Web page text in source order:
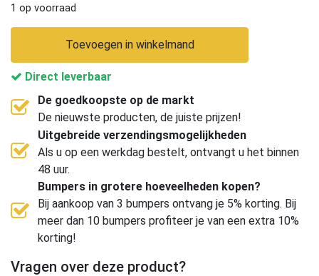
1 op voorraad
Toevoegen in winkelmand
Direct leverbaar
De goedkoopste op de markt
De nieuwste producten, de juiste prijzen!
Uitgebreide verzendingsmogelijkheden
Als u op een werkdag bestelt, ontvangt u het binnen
48 uur.
Bumpers in grotere hoeveelheden kopen?
Bij aankoop van 3 bumpers ontvang je 5% korting. Bij
meer dan 10 bumpers profiteer je van een extra 10%
korting!
Vragen over deze product?